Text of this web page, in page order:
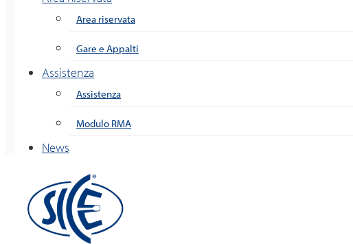
Area riservata
Gare e Appalti
Assistenza
Assistenza
Modulo RMA
News